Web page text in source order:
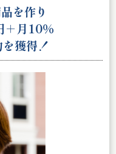
を作り
月10％
獲得！